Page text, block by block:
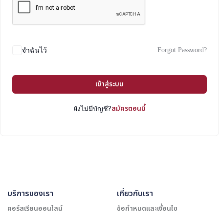
จำฉันไว้ Forgot Password?
เข้าสู่ระบบ
ยังไม่มีบัญชี?สมัครตอนนี้
บริการของเรา
คอร์สเรียนออนไลน์
เกี่ยวกับเรา
ข้อกำหนดและเงื่อนไข